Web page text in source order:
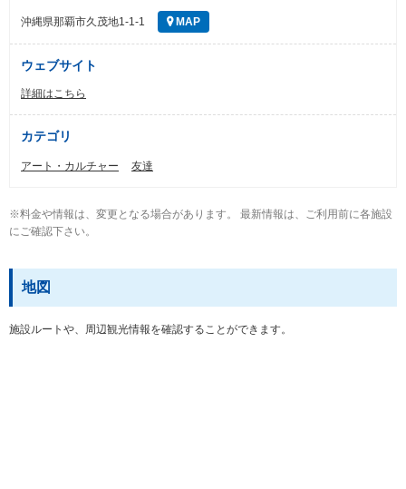
沖縄県那覇市久茂地1-1-1 MAP
ウェブサイト
詳細はこちら
カテゴリ
アート・カルチャー 友達
※料金や情報は、変更となる場合があります。 最新情報は、ご利用前に各施設
にご確認下さい。
地図
施設ルートや、周辺観光情報を確認することができます。